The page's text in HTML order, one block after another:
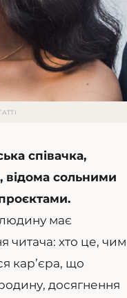
співачка,
відома сольними
людину має
читача: хто це, чим
кар’єра, що
досягнення